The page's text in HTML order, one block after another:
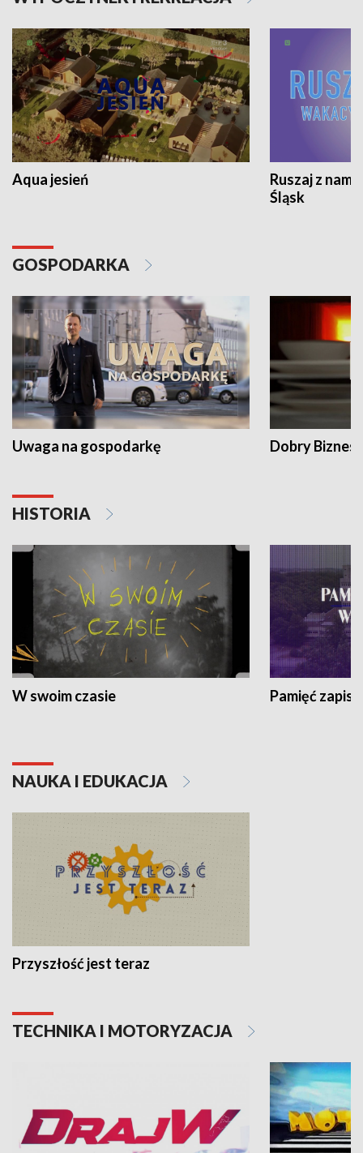
Aqua jesień
Ruszaj z
Śląsk
GOSPODARKA
Uwaga na gospodarkę Dobry Biznes
HISTORIA
W swoim czasie Pamięć
NAUKA I EDUKACJA
Przyszłość jest teraz
TECHNIKA I MOTORYZACJA